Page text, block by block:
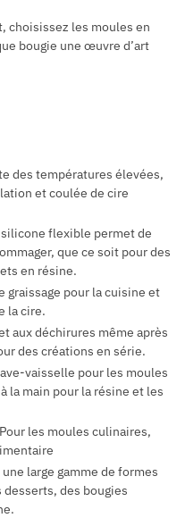
choisissez les moules en
bougie une œuvre d’art
des températures élevées,
et coulée de cire
flexible permet de
que ce soit pour des
en résine.
graissage pour la cuisine et
la cire.
aux déchirures même après
des créations en série.
vaisselle pour les moules
la main pour la résine et les
Pour les moules culinaires,
large gamme de formes
des bougies